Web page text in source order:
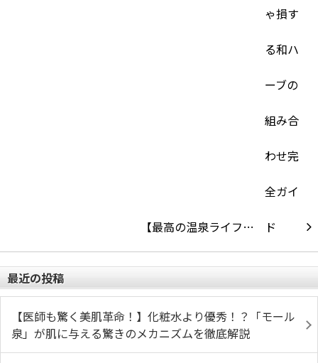
【最高の温泉ライフ…
最近の投稿
【医師も驚く美肌革命！】化粧水より優秀！？「モール
泉」が肌に与える驚きのメカニズムを徹底解説